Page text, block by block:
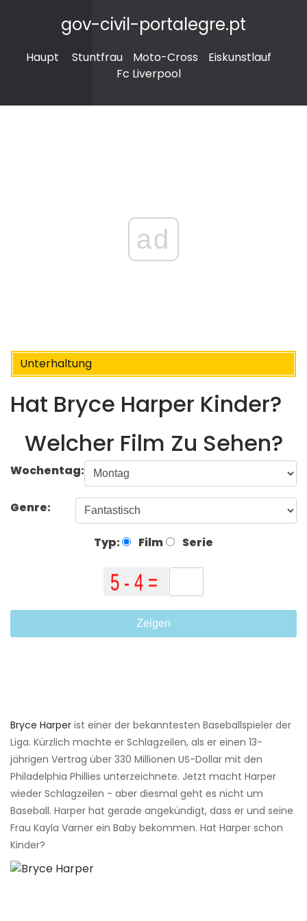
gov-civil-portalegre.pt
Haupt Stuntfrau Moto-Cross
Eiskunstlauf
Fc Liverpool
ad
Unterhaltung
Hat Bryce Harper Kinder?
Welcher Film Zu Sehen?
Wochentag:
Genre:
Typ: Film Serie
Zeigen
Bryce Harper ist einer der bekanntesten Baseballspieler der
Liga. Kürzlich machte er Schlagzeilen, als er einen 13-
jährigen Vertrag über 330 Millionen US-Dollar mit den
Philadelphia Phillies unterzeichnete. Jetzt macht Harper
wieder Schlagzeilen - aber diesmal geht es nicht um
Baseball. Harper hat gerade angekündigt, dass er und seine
Frau Kayla Varner ein Baby bekommen. Hat Harper schon
Kinder?